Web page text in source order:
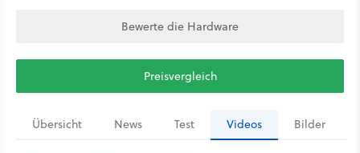
Bewerte die Hardware
Preisvergleich
Übersicht News Test Videos Bilder